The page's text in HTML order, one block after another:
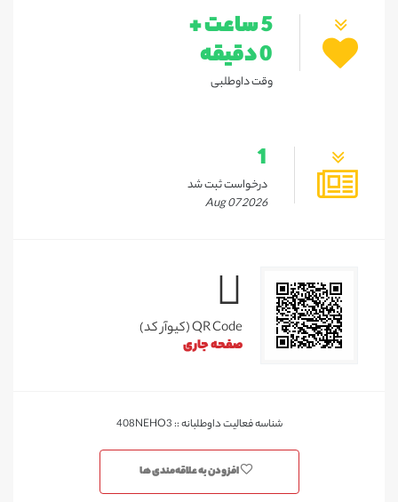
5 ساعت +
0 دقیقه
وقت داوطلبی
1
درخواست ثبت شد
Aug 07 2026
QR Code (کیوآر کد)
صفحه جاری
شناسه فعالیت داوطلبانه :: 408NEHO3
افزودن به علاقه‌مندی ها